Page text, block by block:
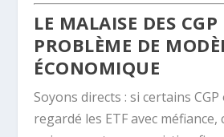
LE MALAISE DES
PROBLÈME DE
ÉCONOMIQUE
Soyons directs : si certains
regardé les ETF avec méfiance,